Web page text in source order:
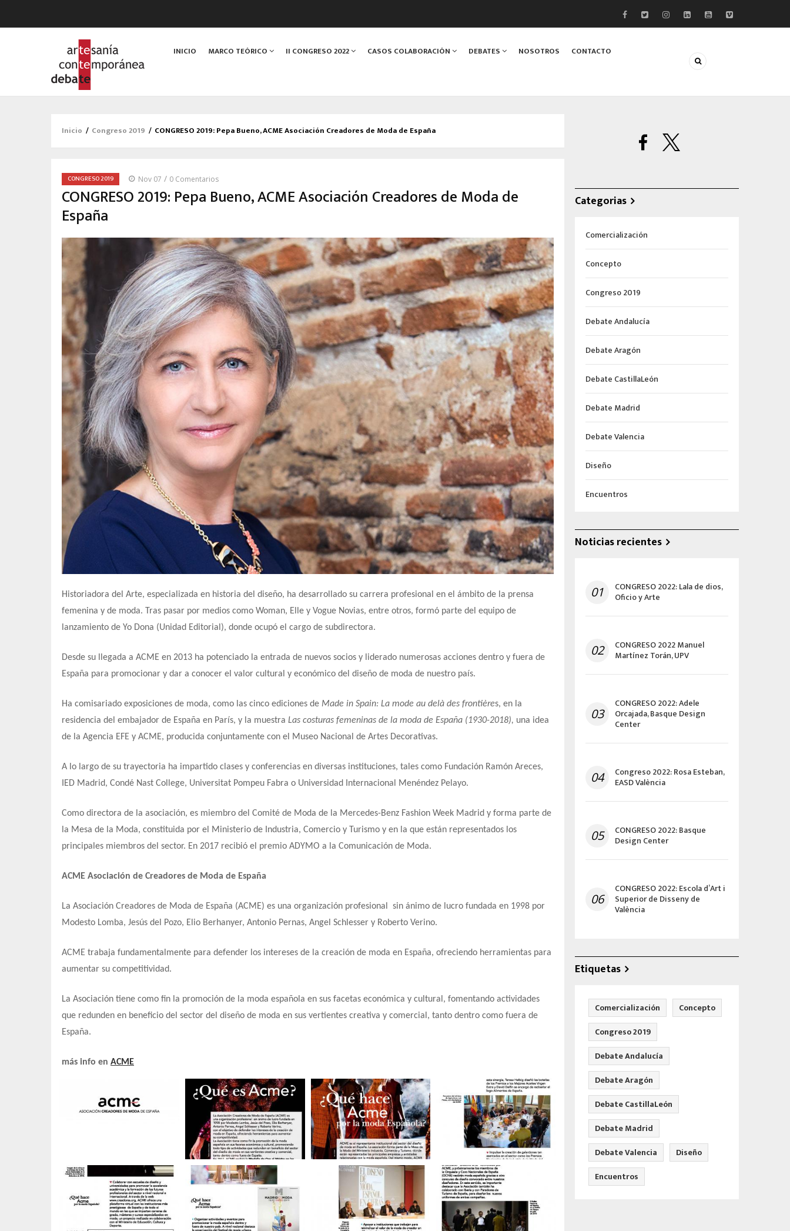
navigation
INICIO MARCO TEÓRICO II CONGRESO 2022 CASOS COLABORACIÓN DEBATES NOSOTROS CONTACTO
Sobrescribir
enlaces
de
ayuda
a
la
navegación
Inicio / Congreso 2019 / CONGRESO 2019: Pepa Bueno, ACME Asociación Creadores de Moda de España
CONGRESO 2019 Nov 07 / 0 Comentarios
CONGRESO 2019: Pepa Bueno, ACME Asociación Creadores de Moda de
España
Historiadora del Arte, especializada en historia del diseño, ha desarrollado su carrera profesional en el ámbito de la prensa
femenina y de moda. Tras pasar por medios como Woman, Elle y Vogue Novias, entre otros, formó parte del equipo de
lanzamiento de Yo Dona (Unidad Editorial), donde ocupó el cargo de subdirectora.
Desde su llegada a ACME en 2013 ha potenciado la entrada de nuevos socios y liderado numerosas acciones dentro y fuera de
España para promocionar y dar a conocer el valor cultural y económico del diseño de moda de nuestro país.
Ha comisariado exposiciones de moda, como las cinco ediciones de Made in Spain: La mode au delà des frontières, en la
residencia del embajador de España en París, y la muestra Las costuras femeninas de la moda de España (1930-2018), una idea
de la Agencia EFE y ACME, producida conjuntamente con el Museo Nacional de Artes Decorativas.
A lo largo de su trayectoria ha impartido clases y conferencias en diversas instituciones, tales como Fundación Ramón Areces,
IED Madrid, Condé Nast College, Universitat Pompeu Fabra o Universidad Internacional Menéndez Pelayo.
Como directora de la asociación, es miembro del Comité de Moda de la Mercedes-Benz Fashion Week Madrid y forma parte de
la Mesa de la Moda, constituida por el Ministerio de Industria, Comercio y Turismo y en la que están representados los
principales miembros del sector. En 2017 recibió el premio ADYMO a la Comunicación de Moda.
ACME Asociación de Creadores de Moda de España
La Asociación Creadores de Moda de España (ACME) es una organización profesional sin ánimo de lucro fundada en 1998 por
Modesto Lomba, Jesús del Pozo, Elio Berhanyer, Antonio Pernas, Angel Schlesser y Roberto Verino.
ACME trabaja fundamentalmente para defender los intereses de la creación de moda en España, ofreciendo herramientas para
aumentar su competitividad.
La Asociación tiene como fin la promoción de la moda española en sus facetas económica y cultural, fomentando actividades
que redunden en beneficio del sector del diseño de moda en sus vertientes creativa y comercial, tanto dentro como fuera de
España.
más info en ACME
Categorias
Comercialización
Concepto
Congreso 2019
Debate Andalucía
Debate Aragón
Debate CastillaLeón
Debate Madrid
Debate Valencia
Diseño
Encuentros
Noticias recientes
01 CONGRESO 2022: Lala de dios,
Oficio y Arte
02 CONGRESO 2022 Manuel
Martínez Torán, UPV
03
CONGRESO 2022: Adele
Orcajada, Basque Design
Center
04 Congreso 2022: Rosa Esteban,
EASD València
05 CONGRESO 2022: Basque
Design Center
06
CONGRESO 2022: Escola d’Art i
Superior de Disseny de
València
Etiquetas
Comercialización
Concepto
Congreso 2019
Debate Andalucía
Debate Aragón
Debate CastillaLeón
Debate Madrid
Debate Valencia
Diseño
Encuentros